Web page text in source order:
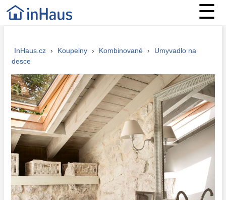
☰
InHaus.cz › Koupelny › Kombinované ›
Umyvadlo na
desce